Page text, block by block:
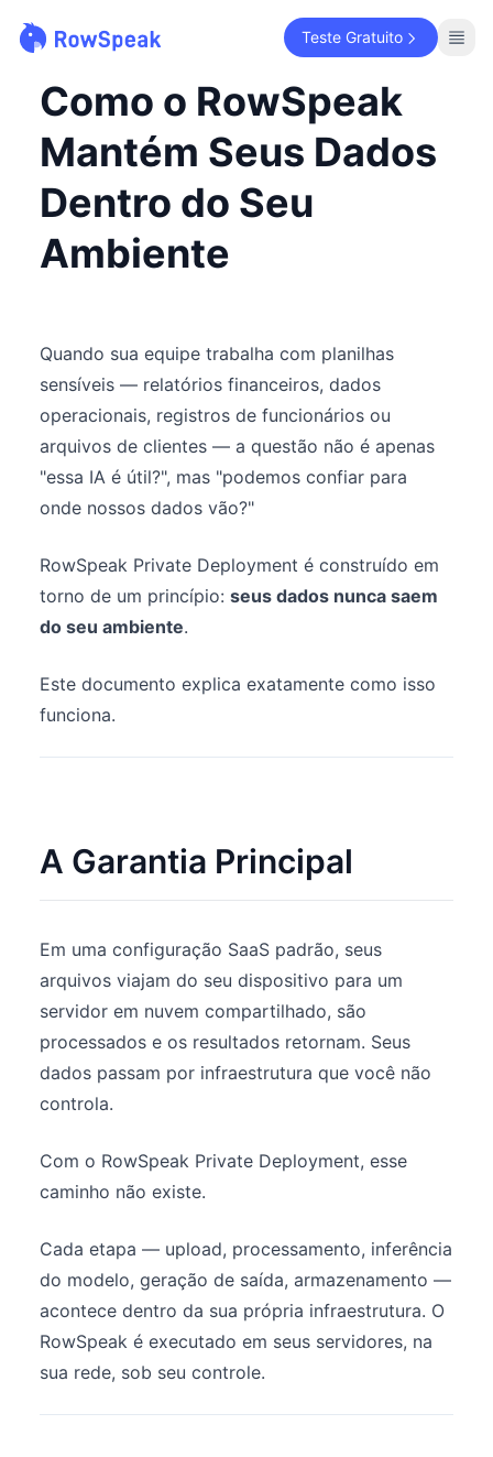
Teste Gratuito
Como o RowSpeak
Mantém Seus Dados
Dentro do Seu
Ambiente
Quando sua equipe trabalha com planilhas
sensíveis — relatórios financeiros, dados
operacionais, registros de funcionários ou
arquivos de clientes — a questão não é apenas
"essa IA é útil?", mas "podemos confiar para
onde nossos dados vão?"
RowSpeak Private Deployment é construído em
torno de um princípio: seus dados nunca saem
do seu ambiente.
Este documento explica exatamente como isso
funciona.
A Garantia Principal
Em uma configuração SaaS padrão, seus
arquivos viajam do seu dispositivo para um
servidor em nuvem compartilhado, são
processados e os resultados retornam. Seus
dados passam por infraestrutura que você não
controla.
Com o RowSpeak Private Deployment, esse
caminho não existe.
Cada etapa — upload, processamento, inferência
do modelo, geração de saída, armazenamento —
acontece dentro da sua própria infraestrutura. O
RowSpeak é executado em seus servidores, na
sua rede, sob seu controle.